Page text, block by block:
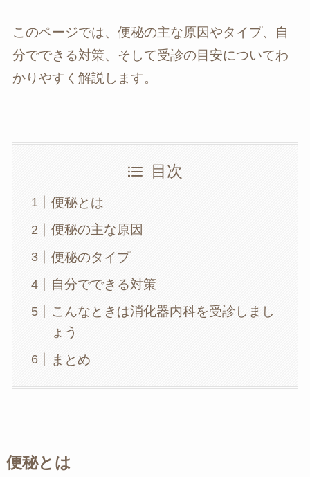
このページでは、便秘の主な原因やタイプ、自
分でできる対策、そして受診の目安についてわ
かりやすく解説します。
目次
便秘とは
便秘の主な原因
便秘のタイプ
自分でできる対策
こんなときは消化器内科を受診しまし
ょう
まとめ
便秘とは